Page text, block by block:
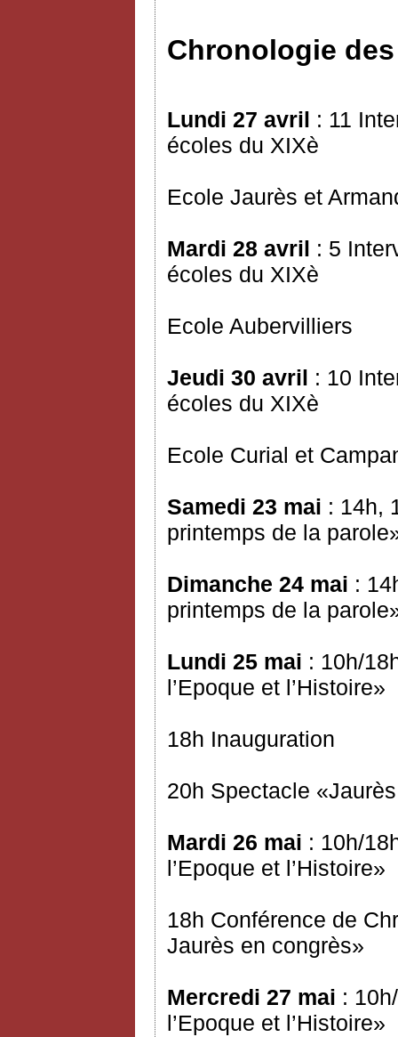
Chronologie
Lundi 27 avril : 11
écoles du XIXè
Ecole Jaurès et
Mardi 28 avril : 5
écoles du XIXè
Ecole Aubervilliers
Jeudi 30 avril : 10
écoles du XIXè
Ecole Curial et
Samedi 23 mai : 14h,
printemps de la
Dimanche 24 mai :
printemps de la
Lundi 25 mai : 10h/
l’Epoque et l’Histoire»
18h Inauguration
20h Spectacle
Mardi 26 mai : 10h/
l’Epoque et l’Histoire»
18h Conférence de
Jaurès en congrès»
Mercredi 27 mai :
l’Epoque et l’Histoire»